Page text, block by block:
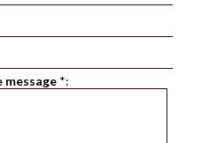
message *: